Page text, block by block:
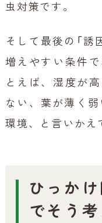
虫対策です。
そして最後の「誘
増えやすい条件
とえば、湿度が
ない、葉が薄く弱
環境、と言いかえ
ひっか
でそう